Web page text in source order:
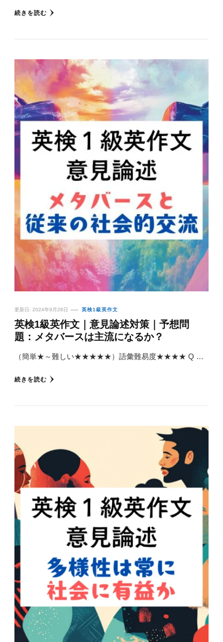
続きを読む
更新日: 2024年9月28日 英検1級英作文
英検1級英作文｜意見論述対策｜予想問
題：メタバースは主流になるか？
（簡単★～難しい★★★★★）語彙難易度★★★★ Q …
続きを読む